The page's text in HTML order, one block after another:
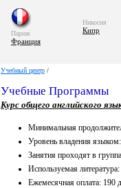
Париж
Франция
Никосия
Кипр
Учебный центр /
Учебные Программы
Курс общего английского
Минимальная
Уровень владения
Занятия проходят в
Используемая
Ежемесячная оплата: